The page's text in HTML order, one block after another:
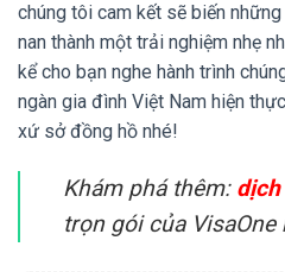
chúng tôi cam kết sẽ biến
nan thành một trải nghiệm nhẹ
kể cho bạn nghe hành trình
ngàn gia đình Việt Nam hiện
xứ sở đồng hồ nhé!
Khám phá thêm:
trọn gói của VisaOne